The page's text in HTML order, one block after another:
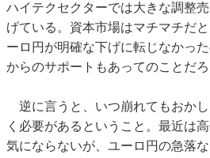
ハイテクセクターでは大きな調整
げている。資本市場はマチマチだ
ーロ円が明確な下げに転じなかっ
からのサポートもあってのことだろ
逆に言うと、いつ崩れてもおか
く必要があるということ。最近は
気にならないが、ユーロ円の急落